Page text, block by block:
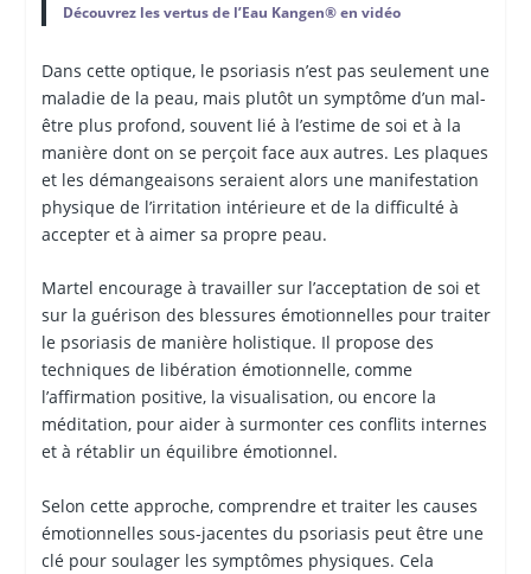
Découvrez les vertus de l’Eau Kangen® en vidéo
Dans cette optique, le psoriasis n’est pas seulement une
maladie de la peau, mais plutôt un symptôme d’un mal-
être plus profond, souvent lié à l’estime de soi et à la
manière dont on se perçoit face aux autres. Les plaques
et les démangeaisons seraient alors une manifestation
physique de l’irritation intérieure et de la difficulté à
accepter et à aimer sa propre peau.
Martel encourage à travailler sur l’acceptation de soi et
sur la guérison des blessures émotionnelles pour traiter
le psoriasis de manière holistique. Il propose des
techniques de libération émotionnelle, comme
l’affirmation positive, la visualisation, ou encore la
méditation, pour aider à surmonter ces conflits internes
et à rétablir un équilibre émotionnel.
Selon cette approche, comprendre et traiter les causes
émotionnelles sous-jacentes du psoriasis peut être une
clé pour soulager les symptômes physiques. Cela